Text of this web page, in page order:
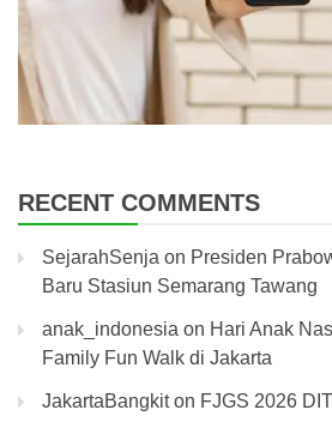
RECENT COMMENTS
SejarahSenja on Presiden
Baru Stasiun Semarang Tawang
anak_indonesia on Hari Anak
Family Fun Walk di Jakarta
JakartaBangkiton FJGS 2026